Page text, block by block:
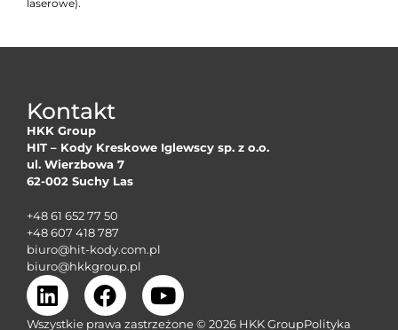
laserowe).
Kontakt
HKK Group
HIT – Kody Kreskowe Iglewscy sp. z o.o.
ul. Wierzbowa 7
62-002 Suchy Las
+48 61 652 77 50
+48 607 418 787
biuro@hit-kody.com.pl
biuro@hkkgroup.pl
Wszystkie prawa zastrzeżone © 2026 HKK GroupPolityka